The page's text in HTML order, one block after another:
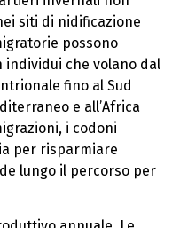
siti di nidificazione
possono
che volano dal
fino al Sud
e all’Africa
i codoni
per risparmiare
lungo il percorso per